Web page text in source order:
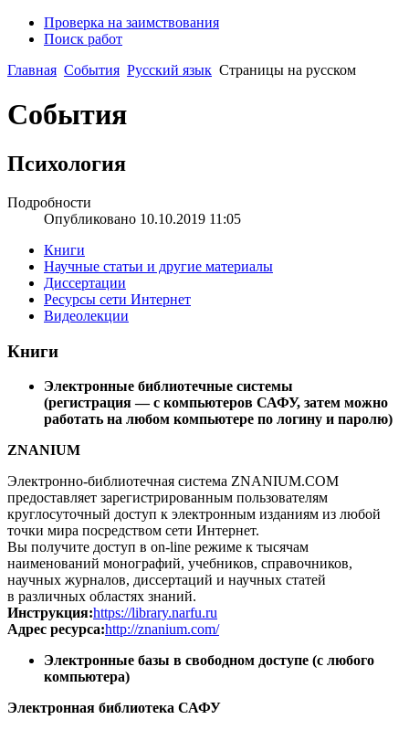
Проверка на заимствования
Поиск работ
Главная События Русский язык Страницы на русском
События
Психология
Подробности
Опубликовано 10.10.2019 11:05
Книги
Научные статьи и другие материалы
Диссертации
Ресурсы сети Интернет
Видеолекции
Книги
Электронные библиотечные системы
(регистрация — с компьютеров САФУ, затем можно
работать на любом компьютере по логину и паролю)
ZNANIUM
Электронно-библиотечная система ZNANIUM.COM
предоставляет зарегистрированным пользователям
круглосуточный доступ к электронным изданиям из любой
точки мира посредством сети Интернет.
Вы получите доступ в on-line режиме к тысячам
наименований монографий, учебников, справочников,
научных журналов, диссертаций и научных статей
в различных областях знаний.
Инструкция:https://library.narfu.ru
Адрес ресурса:http://znanium.com/
Электронные базы в свободном доступе (с любого
компьютера)
Электронная библиотека САФУ